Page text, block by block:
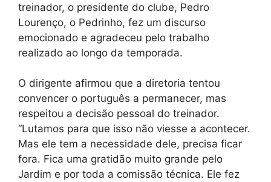
treinador, o presidente do clube, Pedro
Lourenço, o Pedrinho, fez um discurso
emocionado e agradeceu pelo trabalho
realizado ao longo da temporada.
O dirigente afirmou que a diretoria tentou
convencer o português a permanecer, mas
respeitou a decisão pessoal do treinador.
“Lutamos para que isso não viesse a acontecer.
Mas ele tem a necessidade dele, precisa ficar
fora. Fica uma gratidão muito grande pelo
Jardim e por toda a comissão técnica. Ele fez